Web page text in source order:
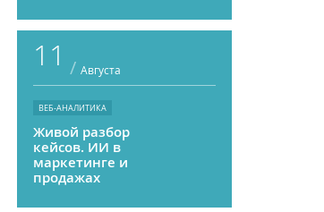
приносить ROMI
выше, чем
мессенджеры
11 / Августа
ВЕБ-АНАЛИТИКА
Живой разбор
кейсов. ИИ в
маркетинге и
продажах